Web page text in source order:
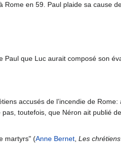
en 59. Paul plaide sa cause
Paul que Luc aurait composé son
accusés de l’incendie de
toutefois, que Néron ait publié
martyrs" (Anne Bernet ,Les